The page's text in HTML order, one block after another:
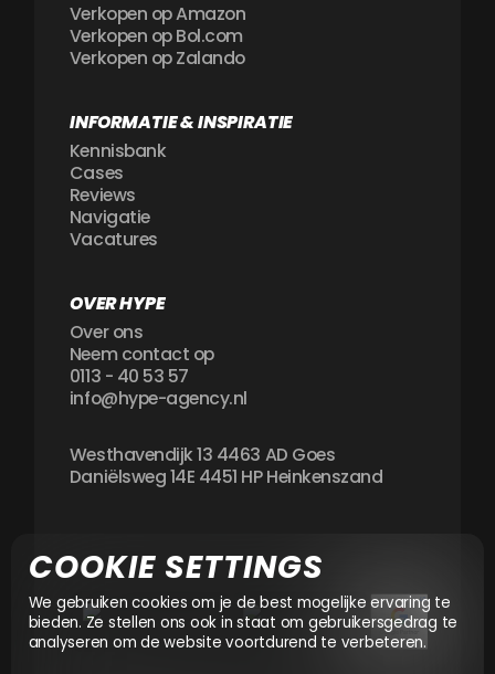
Verkopen op Amazon
Verkopen op Bol.com
Verkopen op Zalando
INFORMATIE & INSPIRATIE
Kennisbank
Cases
Reviews
Navigatie
Vacatures
OVER HYPE
Over ons
Neem contact op
0113 - 40 53 57
info@hype-agency.nl
Westhavendijk 13 4463 AD Goes
Daniëlsweg 14E 4451 HP Heinkenszand
COOKIE SETTINGS
We gebruiken cookies om je de best mogelijke ervaring te
bieden. Ze stellen ons ook in staat om gebruikersgedrag te
analyseren om de website voortdurend te verbeteren.